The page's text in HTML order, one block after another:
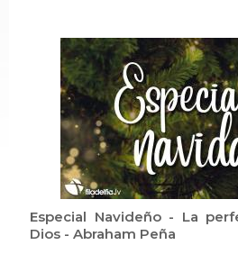
Especial Navideño - La
Dios - Abraham Peña